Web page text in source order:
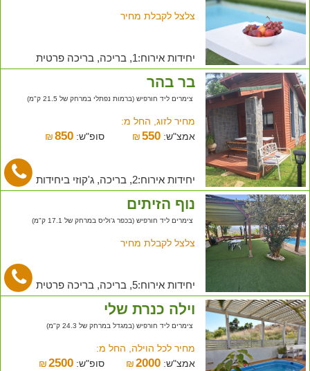
צלצל לקבלת מחיר
יחידות אירוח:1, בריכה, בריכה פרטית
בר בהר
צימרים ליד חורפיש (ברמות נפתלי במרחק של 21.5 ק"מ)
מחיר לזוג, החל מ:
אמצ"ש:
₪550 סופ"ש: ₪ 850
יחידות אירוח:2, בריכה, ג'קוזי ביחידות
נוף הזיתים
צימרים ליד חורפיש (בכפר ג'וליס במרחק של 17.1 ק"מ)
צלצל לקבלת מחיר
יחידות אירוח:5, בריכה, בריכה פרטית
וילה כנרת שלי
צימרים ליד חורפיש (במגדל במרחק של 24.3 ק"מ)
מחיר לכל הוילה, החל מ:
אמצ"ש:
₪2000 סופ"ש: ₪ 2500